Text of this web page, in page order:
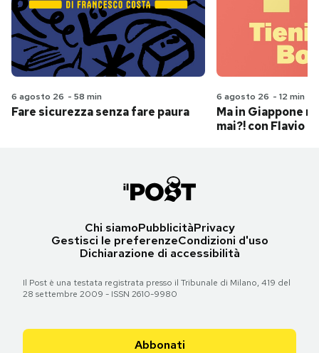
6 agosto 26 - 58 min
Fare sicurezza senza fare paura
6 agosto 26 - 12 min
Ma in Giappone
mai?! con Flavio
Chi siamoPubblicitàPrivacy
Gestisci le preferenzeCondizioni d'uso
Dichiarazione di accessibilità
Il Post è una testata registrata presso il Tribunale di Milano, 419 del
28 settembre 2009 - ISSN 2610-9980
Abbonati